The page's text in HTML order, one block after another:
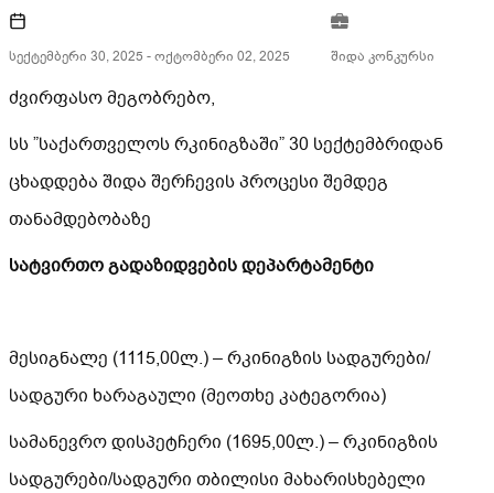
სექტემბერი 30, 2025 -ოქტომბერი 02, 2025 შიდა კონკურსი
ძვირფასო მეგობრებო,
სს ”საქართველოს რკინიგზაში” 30 სექტემბრიდან
ცხადდება შიდა შერჩევის პროცესი შემდეგ
თანამდებობაზე
სატვირთო გადაზიდვების დეპარტამენტი
მესიგნალე (1115,00ლ.) – რკინიგზის სადგურები/
სადგური ხარაგაული (მეოთხე კატეგორია)
სამანევრო დისპეტჩერი (1695,00ლ.) – რკინიგზის
სადგურები/სადგური თბილისი მახარისხებელი